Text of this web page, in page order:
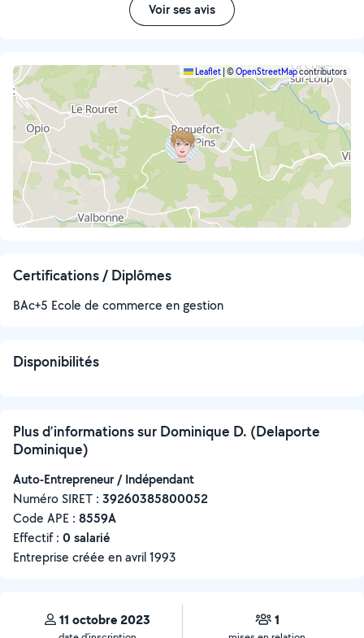
Voir ses avis
Leaflet ©OpenStreetMapcontributors
Certifications / Diplômes
BAc+5 Ecole de commerce en gestion
Disponibilités
Plus d’informations sur Dominique D. (Delaporte
Dominique)
Auto-Entrepreneur / Indépendant
Numéro SIRET : ‍39260385800052
Code APE : 8559A
Effectif : 0 salarié
Entreprise créée enavril 1993
11 octobre 2023 1